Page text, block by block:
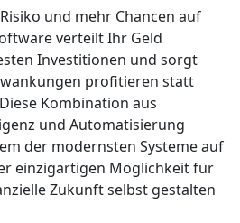
und mehr Chancen auf
verteilt Ihr Geld
Investitionen und sorgt
profitieren statt
Kombination aus
und Automatisierung
der modernsten Systeme auf
einzigartigen Möglichkeit für
Zukunft selbst gestalten